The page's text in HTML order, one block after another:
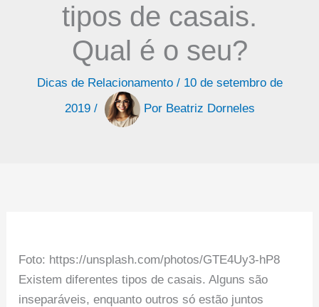
tipos de casais.
Qual é o seu?
Dicas de Relacionamento/ 10 de setembro de
2019 / Por Beatriz Dorneles
Foto: https://unsplash.com/photos/GTE4Uy3-hP8
Existem diferentes tipos de casais. Alguns são
inseparáveis, enquanto outros só estão juntos